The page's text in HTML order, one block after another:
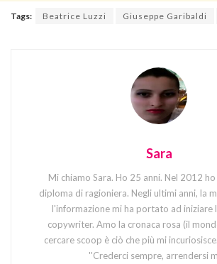
Tags: Beatrice Luzzi Giuseppe Garibaldi
Sara
Mi chiamo Sara. Ho 25 anni. Nel 2012
diploma di ragioniera. Negli ultimi anni, la
l'informazione mi ha portato ad iniziare
copywriter. Amo la cronaca rosa (il
cercare scoop è ciò che più mi
''Crederci sempre, arrendersi